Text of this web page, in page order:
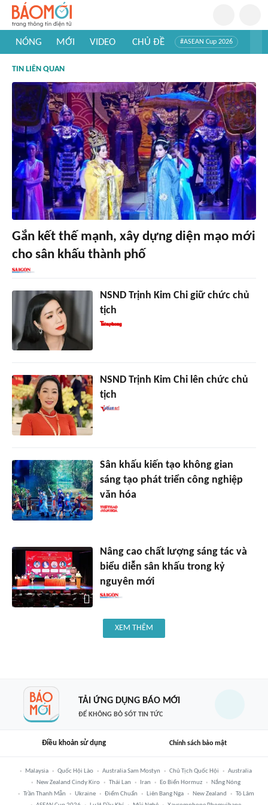
NÓNG MỚI VIDEO CHỦ ĐỀ #ASEAN Cup 2026
#Khám phá thế giới
TIN LIÊN QUAN
Gắn kết thế mạnh, xây dựng diện mạo mới
cho sân khấu thành phố
NSND Trịnh Kim Chi giữ chức chủ
tịch
NSND Trịnh Kim Chi lên chức chủ
tịch
Sân khấu kiến tạo không gian
sáng tạo phát triển công nghiệp
văn hóa
Nâng cao chất lượng sáng tác và
biểu diễn sân khấu trong kỷ
nguyên mới
XEM THÊM
TẢI ỨNG DỤNG BÁO MỚI
ĐỂ KHÔNG BỎ SÓT TIN TỨC
Điều khoản sử dụng Chính sách bảo mật
Malaysia Quốc Hội Lào Australia Sam Mostyn Chủ Tịch Quốc Hội
Australia
New Zealand Cindy Kiro
Thái Lan Iran Eo Biển Hormuz
Nắng Nóng
Trần Thanh Mẫn
Ukraine Điểm Chuẩn Liên Bang Nga New Zealand
Tô Lâm